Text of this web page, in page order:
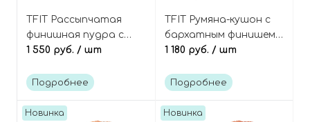
TFIT Рассыпчатая
финишная пудра с
блюр-эффектом,
Translucent Set
1 550 руб. / шт
Подробнее
TFIT Румяна-кушон с
бархатным финишем,
оттенок N02 Fig
Cushion Blush
1 180 руб. / шт
Подробнее
Новинка Новинка